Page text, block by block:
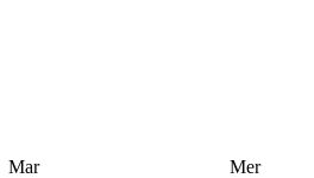
Mar Mer